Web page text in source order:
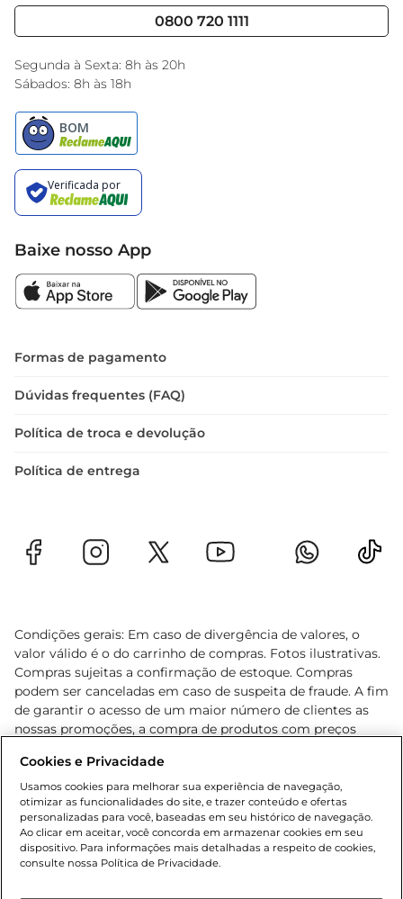
Black Friday
Encarte do Dia
0800 720 1111
Segunda à Sexta: 8h às 20h
Sábados: 8h às 18h
Baixe nosso App
Formas de pagamento
Dúvidas frequentes (FAQ)
Política de troca e devolução
Política de entrega
Condições gerais: Em caso de divergência de valores, o
valor válido é o do carrinho de compras. Fotos ilustrativas.
Compras sujeitas a confirmação de estoque. Compras
podem ser canceladas em caso de suspeita de fraude. A fim
de garantir o acesso de um maior número de clientes as
nossas promoções, a compra de produtos com preços
cliente. Os preços, ofertas e condições são exclusivos para
o e-commerce e válidos durante o dia de hoje, podendo
sofrer alterações sem prévia notificação. Proibida a venda
de bebidas alcoólicas para menores de 18 anos, conforme
Lei n.º 8069/90, art. 81, inciso II (Estatuto da Criança e do
Adolescente). Preços e condições exclusivos para o
Cookies e Privacidade
Usamos cookies para melhorar sua experiência de navegação,
otimizar as funcionalidades do site, e trazer conteúdo e ofertas
personalizadas para você, baseadas em seu histórico de navegação.
Ao clicar em aceitar, você concorda em armazenar cookies em seu
dispositivo. Para informações mais detalhadas a respeito de cookies,
consulte nossa Política de Privacidade.